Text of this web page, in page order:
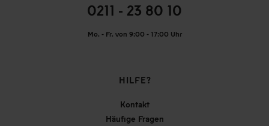
0211 - 23 80 10
Mo. - Fr. von 9:00 - 17:00 Uhr
HILFE?
Kontakt
Häufige Fragen